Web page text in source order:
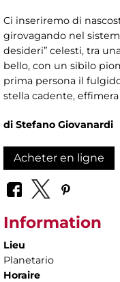
Ci inseriremo di
girovagando nel
desideri” celesti, tra
bello, con un sibilo
prima persona il
stella cadente,
di Stefano Giovanardi
Acheter en ligne
Information
Lieu
Planetario
Horaire